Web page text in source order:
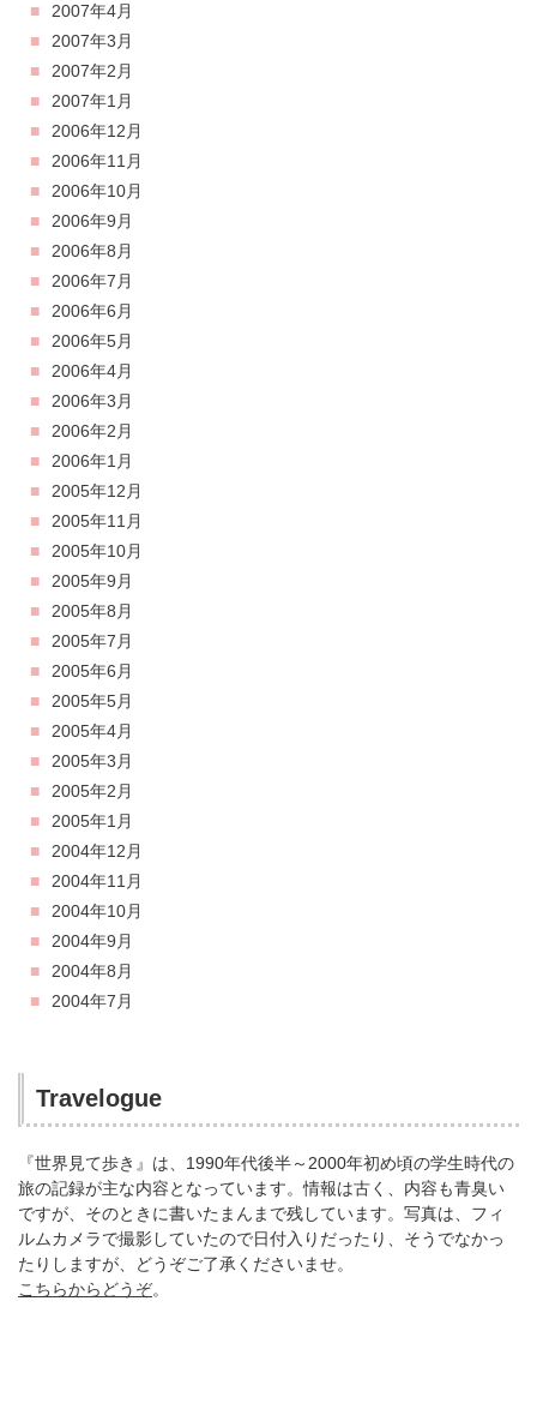
2007年4月
2007年3月
2007年2月
2007年1月
2006年12月
2006年11月
2006年10月
2006年9月
2006年8月
2006年7月
2006年6月
2006年5月
2006年4月
2006年3月
2006年2月
2006年1月
2005年12月
2005年11月
2005年10月
2005年9月
2005年8月
2005年7月
2005年6月
2005年5月
2005年4月
2005年3月
2005年2月
2005年1月
2004年12月
2004年11月
2004年10月
2004年9月
2004年8月
2004年7月
Travelogue
『世界見て歩き』は、1990年代後半～2000年初め頃の学生時代の
旅の記録が主な内容となっています。情報は古く、内容も青臭い
ですが、そのときに書いたまんまで残しています。写真は、フィ
ルムカメラで撮影していたので日付入りだったり、そうでなかっ
たりしますが、どうぞご了承くださいませ。
こちらからどうぞ。